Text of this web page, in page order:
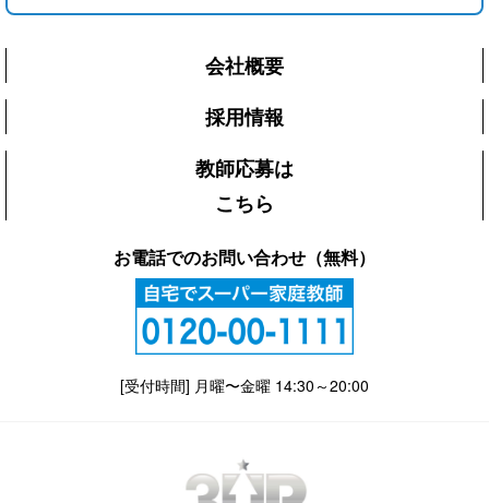
会社概要
採用情報
教師応募は
こちら
お電話でのお問い合わせ（無料）
[受付時間] 月曜〜金曜 14:30～20:00